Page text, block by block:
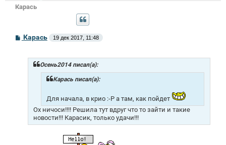
Карась
С
о
Карась 19 дек 2017, 11:48
Осень2014 писал(а):
Карась писал(а):
Для начала, в крио :-P а там, как пойдет
Ох ничоси!!!! Решила тут вдруг что то зайти и такие
новости!!! Карасик, только удачи!!!